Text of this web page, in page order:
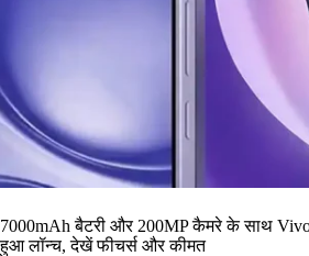
7000mAh बैटरी और 200MP कैमरे के साथ Vivo
हुआ लॉन्च, देखें फीचर्स और कीमत